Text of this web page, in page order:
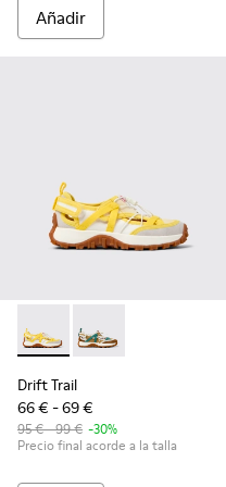
Añadir
Drift Trail - K800695-001
Drift Trail -
Drift Trail
66 € - 69 €
95 € - 99 € -30%
Precio final acorde a la talla